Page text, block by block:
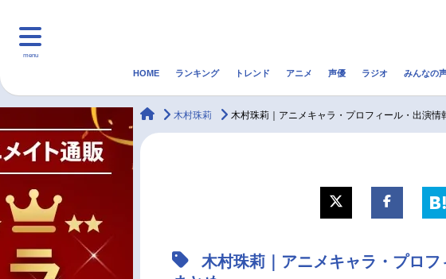
menu
マンガ・ラノベ
声優記事一覧
HOME ランキング トレンド アニメ 声優 ラジオ みんなの
animateTimes
木村珠莉 木村珠莉｜アニメキャラ・プロフィール・出演情
木村珠莉｜アニメキャラ・プロ